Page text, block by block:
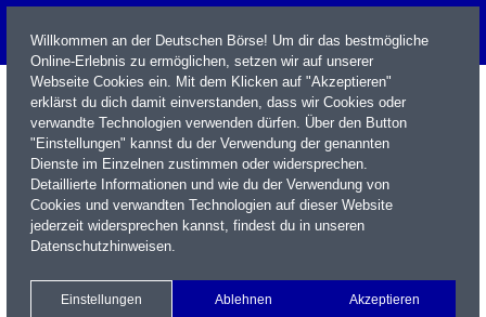
Name / WKN / ISIN / Kürzel
Xetra Realtime
Watchlist Portfolio Login
Willkommen an der Deutschen Börse! Um dir das bestmögliche
Online-Erlebnis zu ermöglichen, setzen wir auf unserer
Webseite Cookies ein. Mit dem Klicken auf "Akzeptieren"
erklärst du dich damit einverstanden, dass wir Cookies oder
verwandte Technologien verwenden dürfen. Über den Button
"Einstellungen" kannst du der Verwendung der genannten
Dienste im Einzelnen zustimmen oder widersprechen.
Detaillierte Informationen und wie du der Verwendung von
Cookies und verwandten Technologien auf dieser Website
jederzeit widersprechen kannst, findest du in unseren
Datenschutzhinweisen.
Einstellungen Ablehnen Akzeptieren